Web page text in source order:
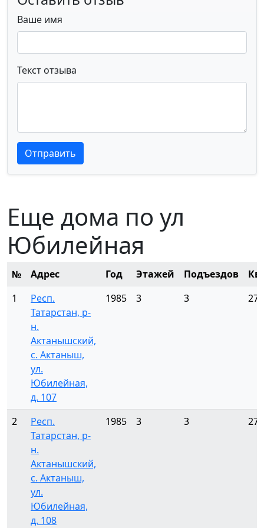
Ваше имя
Текст отзыва
Текст отзыва
Текст отзыва
Отправить
Еще дома по ул
Юбилейная
№ Адрес Год Этажей Подъездов
1
Респ.
Татарстан, р-
н.
Актанышский,
с. Актаныш,
ул.
Юбилейная,
д. 107
1985 3 3 27
2
Респ.
Татарстан, р-
н.
Актанышский,
с. Актаныш,
ул.
Юбилейная,
д. 108
1985 3 3 27